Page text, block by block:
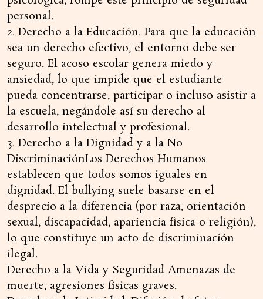
personal.
2. Derecho a la Educación. Para que la educación
sea un derecho efectivo, el entorno debe ser
seguro. El acoso escolar genera miedo y
ansiedad, lo que impide que el estudiante
pueda concentrarse, participar o incluso asistir a
la escuela, negándole así su derecho al
desarrollo intelectual y profesional.
3. Derecho a la Dignidad y a la No
DiscriminaciónLos Derechos Humanos
establecen que todos somos iguales en
dignidad. El bullying suele basarse en el
desprecio a la diferencia (por raza, orientación
sexual, discapacidad, apariencia física o religión),
lo que constituye un acto de discriminación
ilegal.
Derecho a la Vida y Seguridad Amenazas de
muerte, agresiones físicas graves.